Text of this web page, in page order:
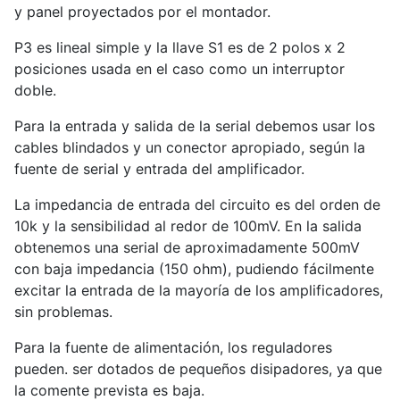
y panel proyectados por el montador.
P3 es lineal simple y la llave S1 es de 2 polos x 2
posiciones usada en el caso como un interruptor
doble.
Para la entrada y salida de la serial debemos usar los
cables blindados y un conector apropiado, según la
fuente de serial y entrada del amplificador.
La impedancia de entrada del circuito es del orden de
10k y la sensibilidad al redor de 100mV. En la salida
obtenemos una serial de aproximadamente 500mV
con baja impedancia (150 ohm), pudiendo fácilmente
excitar la entrada de la mayoría de los amplificadores,
sin problemas.
Para la fuente de alimentación, los reguladores
pueden. ser dotados de pequeños disipadores, ya que
la comente prevista es baja.